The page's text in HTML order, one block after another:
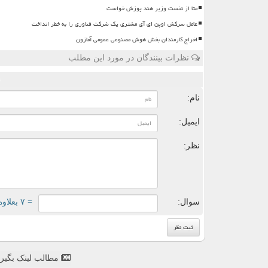
متا از نخست وزیر هند پوزش خواست
عامل سرکش اوپن ای آی مشتری یک شرکت فناوری را به خطر انداخت
اخراج کارمندان بخش هوش مصنوعی عمومی آمازون
نظرات بینندگان در مورد این مطلب
نام:
ایمیل:
نظر:
سوال: = ۷ بعلاوه ۱
مطالب لینک بگیر